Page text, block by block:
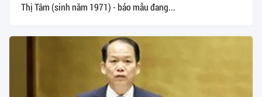
Thị Tâm (sinh năm 1971) - bảo mẫu đang...